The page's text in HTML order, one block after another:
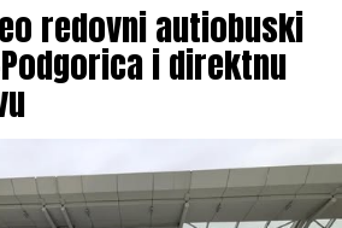
redovni autiobuski
i direktnu